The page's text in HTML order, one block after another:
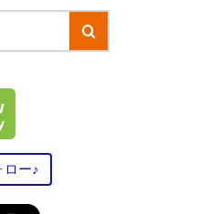
ー♪